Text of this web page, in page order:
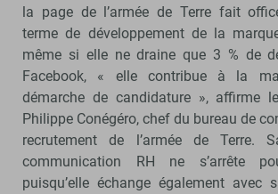
la page de l’armée de Terre fait
terme de développement de la
même si elle ne draine que 3 % de
Facebook, « elle contribue à la
démarche de candidature », affirme
Philippe Conégéro, chef du bureau de
recrutement de l’armée de Terre.
communication RH ne s’arrête
puisqu’elle échange également avec